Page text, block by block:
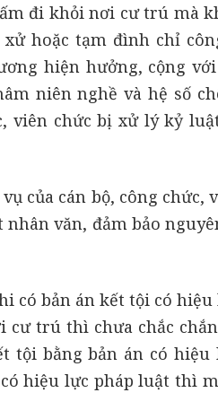
đi khỏi nơi cư trú mà
hoặc tạm đình chỉ
hiện hưởng, cộng với
niên nghề và hệ số
viên chức bị xử lý kỷ
của cán bộ, công chức,
văn, đảm bảo
có bản án kết tội có hiệu
trú thì chưa chắc
tội bằng bản án có hiệu
hiệu lực pháp luật thì